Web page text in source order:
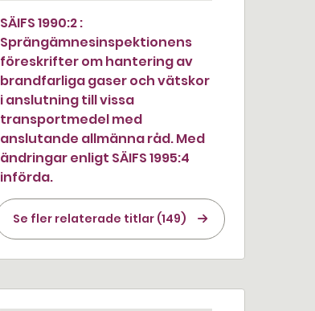
SÄIFS 1990:2 :
Sprängämnesinspektionens
föreskrifter om hantering av
brandfarliga gaser och vätskor
i anslutning till vissa
transportmedel med
anslutande allmänna råd. Med
ändringar enligt SÄIFS 1995:4
införda.
Se fler relaterade titlar (149)